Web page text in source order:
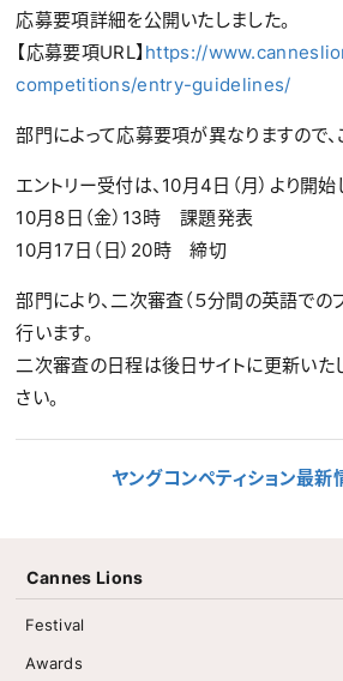
応募要項詳細を公開いたしました。
【応募要項URL】 https://
competitions/entry-guidelines/
部門によって応募要項が異なりますので、
エントリー受付は、10月4日（月）より開始
10月8日（金）13時 課題発表
10月17日（日）20時 締切
部門により、二次審査（５分間の英語での
行います。
二次審査の日程は後日サイトに更新いた
さい。
ヤングコンペティション最新
Cannes Lions
Festival
Awards